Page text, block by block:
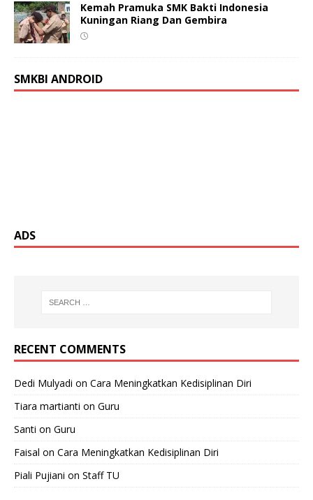
Kemah Pramuka SMK Bakti Indonesia
Kuningan Riang Dan Gembira
SMKBI ANDROID
ADS
RECENT COMMENTS
Dedi Mulyadi on Cara Meningkatkan Kedisiplinan Diri
Tiara martianti on Guru
Santi on Guru
Faisal on Cara Meningkatkan Kedisiplinan Diri
Piali Pujiani on Staff TU